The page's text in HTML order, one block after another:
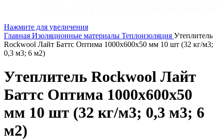
Нажмите для увеличения
Главная Изоляционные материалы Теплоизоляция Утеплитель
Rockwool Лайт Баттс Оптима 1000х600х50 мм 10 шт (32 кг/м3;
0,3 м3; 6 м2)
Утеплитель Rockwool Лайт
Баттс Оптима 1000х600х50
мм 10 шт (32 кг/м3; 0,3 м3; 6
м2)